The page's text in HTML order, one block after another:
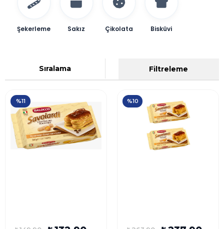
Şekerleme Sakız Çikolata Bisküvi
Filtreleme
Sıralama
%11 %10